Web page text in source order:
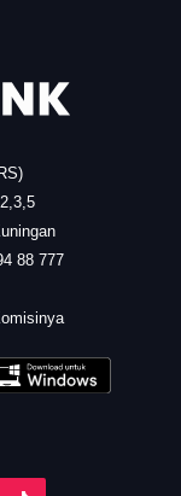
88 777